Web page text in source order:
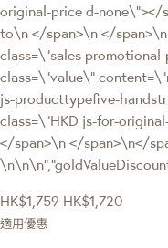
original-price d-
to\n </span>\n </
class=\"sales
class=\"value\"
js-producttypefive-
class=\"HKD js-for-
</span>\n </span>\n</
HK$1,759 HK$1,720
適用優惠